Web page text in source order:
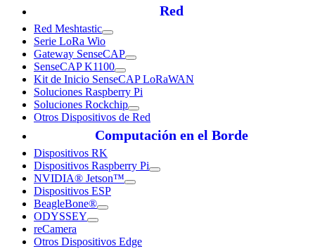
Red
Red Meshtastic
Serie LoRa Wio
Gateway SenseCAP
SenseCAP K1100
Kit de Inicio SenseCAP LoRaWAN
Soluciones Raspberry Pi
Soluciones Rockchip
Otros Dispositivos de Red
Computación en el Borde
Dispositivos RK
Dispositivos Raspberry Pi
NVIDIA® Jetson™
Dispositivos ESP
BeagleBone®
ODYSSEY
reCamera
Otros Dispositivos Edge